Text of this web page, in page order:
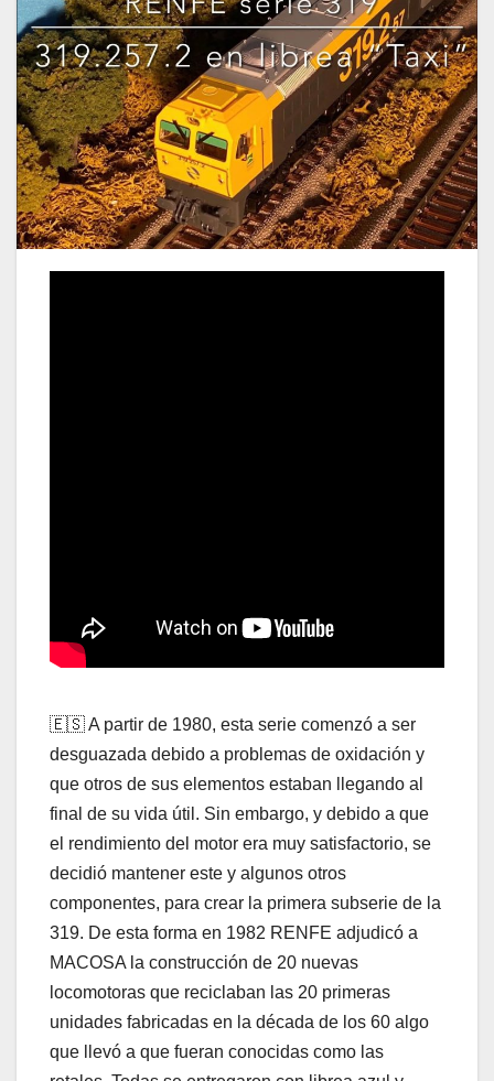
🇪🇸 A partir de 1980, esta serie comenzó a ser
desguazada debido a problemas de oxidación y
que otros de sus elementos estaban llegando al
final de su vida útil. Sin embargo, y debido a que
el rendimiento del motor era muy satisfactorio, se
decidió mantener este y algunos otros
componentes, para crear la primera subserie de la
319. De esta forma en 1982 RENFE adjudicó a
MACOSA la construcción de 20 nuevas
locomotoras que reciclaban las 20 primeras
unidades fabricadas en la década de los 60 algo
que llevó a que fueran conocidas como las